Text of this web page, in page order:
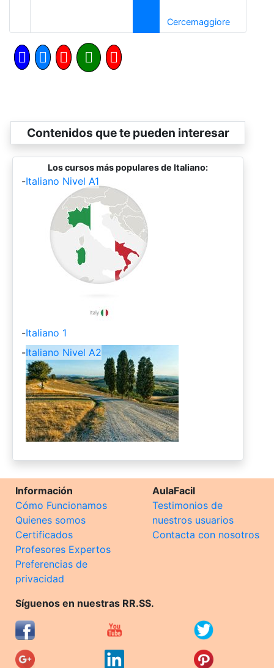
CercemaggioreSiguiente
Contenidos que te pueden interesar
Los cursos más populares de Italiano:
-Italiano Nivel A1
-Italiano 1
-Italiano Nivel A2
Información
Cómo Funcionamos
Quienes somos
Certificados
Profesores Expertos
Preferencias de
privacidad
AulaFacil
Testimonios de
nuestros usuarios
Contacta con nosotros
Síguenos en nuestras RR.SS.